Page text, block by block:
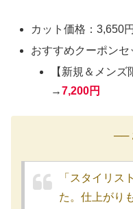
カット価格：3,650
おすすめクーポンセ
【新規＆メン
→7,200円
── お客
「スタイリス
た。仕上がり